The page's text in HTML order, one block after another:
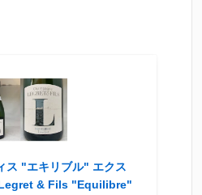
"エキリブル" エクス
Legret & Fils "Equilibre"